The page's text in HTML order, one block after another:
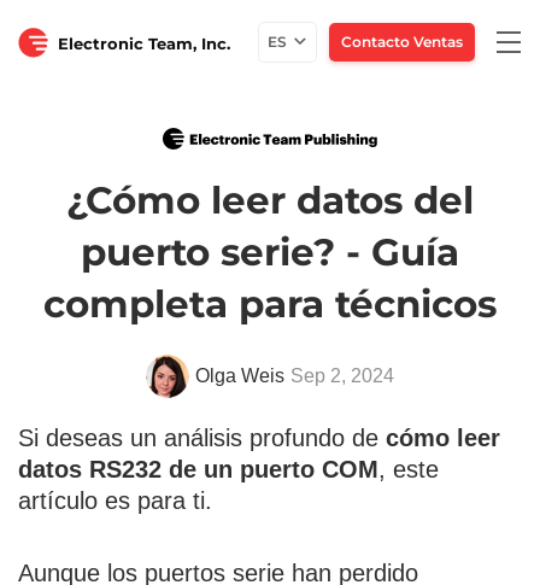
Electronic Team, Inc. ES Contacto Ventas
¿Cómo leer datos del
puerto serie? - Guía
completa para técnicos
Olga Weis Sep 2, 2024
Si deseas un análisis profundo de cómo leer
datos RS232 de un puerto COM, este
artículo es para ti.
Aunque los puertos serie han perdido